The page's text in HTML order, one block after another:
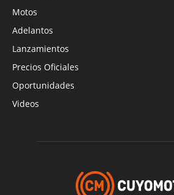
Motos
Adelantos
Lanzamientos
Precios Oficiales
Oportunidades
Videos